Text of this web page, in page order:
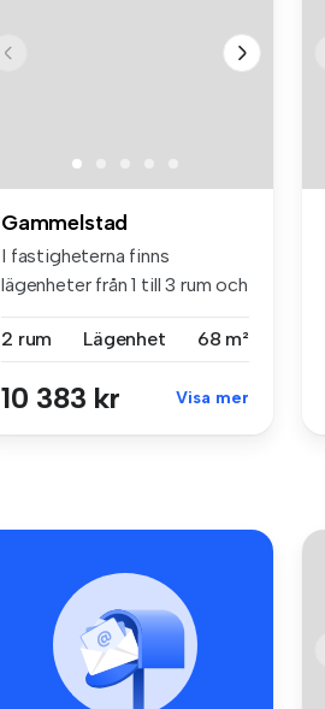
Gammelstad
I fastigheterna finns
lägenheter från 1 till 3 rum och
2 rum
Lägenhet 68 m²
10 383 kr Visa mer